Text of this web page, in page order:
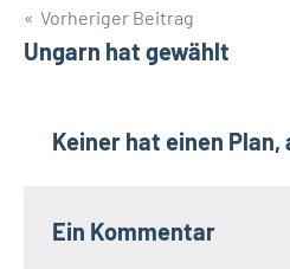
Beitragsnavigation
Vorheriger Beitrag
Ungarn hat gewählt
Keiner hat einen
Ein Kommentar